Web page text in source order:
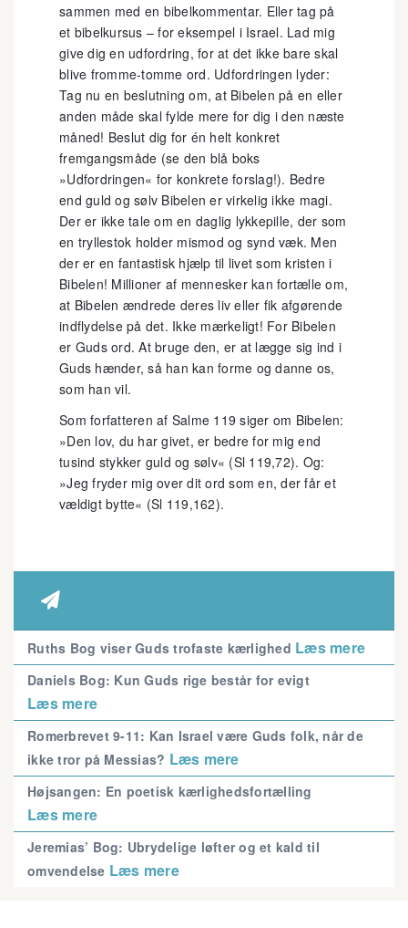
sammen med en bibelkommentar. Eller tag på
et bibelkursus – for eksempel i Israel. Lad mig
give dig en udfordring, for at det ikke bare skal
blive fromme-tomme ord. Udfordringen lyder:
Tag nu en beslutning om, at Bibelen på en eller
anden måde skal fylde mere for dig i den næste
måned! Beslut dig for én helt konkret
fremgangsmåde (se den blå boks
»Udfordringen« for konkrete forslag!). Bedre
end guld og sølv Bibelen er virkelig ikke magi.
Der er ikke tale om en daglig lykkepille, der som
en tryllestok holder mismod og synd væk. Men
der er en fantastisk hjælp til livet som kristen i
Bibelen! Millioner af mennesker kan fortælle om,
at Bibelen ændrede deres liv eller fik afgørende
indflydelse på det. Ikke mærkeligt! For Bibelen
er Guds ord. At bruge den, er at lægge sig ind i
Guds hænder, så han kan forme og danne os,
som han vil.
Som forfatteren af Salme 119 siger om Bibelen:
»Den lov, du har givet, er bedre for mig end
tusind stykker guld og sølv« (Sl 119,72). Og:
»Jeg fryder mig over dit ord som en, der får et
vældigt bytte« (Sl 119,162).

Ruths Bog viser Guds trofaste kærlighed Læs mere
Daniels Bog: Kun Guds rige består for evigt
Læs mere
Romerbrevet 9-11: Kan Israel være Guds folk, når de
ikke tror på Messias? Læs mere
Højsangen: En poetisk kærlighedsfortælling
Læs mere
Jeremias’ Bog: Ubrydelige løfter og et kald til
omvendelse Læs mere